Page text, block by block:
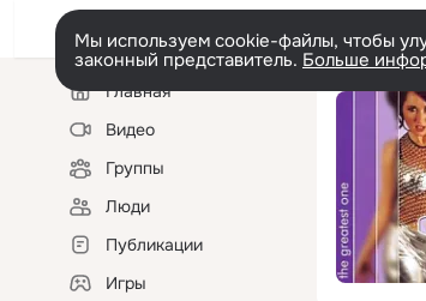
Мы используем cookie-файлы, чтобы
законный представитель. Больше
Левая
колонкаГлавная
Видео
Группы
Люди
Публикации
Игры